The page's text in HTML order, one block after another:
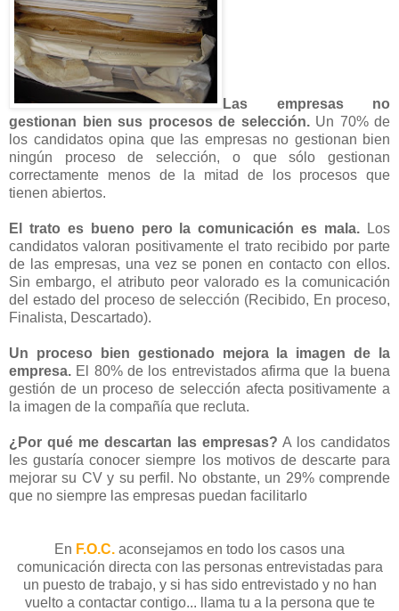
Las empresas no
gestionan bien sus procesos de selección.Un 70% de
los candidatos opina que las empresas no gestionan bien
ningún proceso de selección, o que sólo gestionan
correctamente menos de la mitad de los procesos que
tienen abiertos.
El trato es bueno pero la comunicación es mala. Los
candidatos valoran positivamente el trato recibido por parte
de las empresas, una vez se ponen en contacto con ellos.
Sin embargo, el atributo peor valorado es la comunicación
del estado del proceso de selección (Recibido, En proceso,
Finalista, Descartado).
Un proceso bien gestionado mejora la imagen de la
empresa. El 80% de los entrevistados afirma que la buena
gestión de un proceso de selección afecta positivamente a
la imagen de la compañía que recluta.
¿Por qué me descartan las empresas? A los candidatos
les gustaría conocer siempre los motivos de descarte para
mejorar su CV y su perfil. No obstante, un 29% comprende
que no siempre las empresas puedan facilitarlo
En F.O.C. aconsejamos en todo los casos una
comunicación directa con las personas entrevistadas para
un puesto de trabajo, y si has sido entrevistado y no han
vuelto a contactar contigo... llama tu a la persona que te